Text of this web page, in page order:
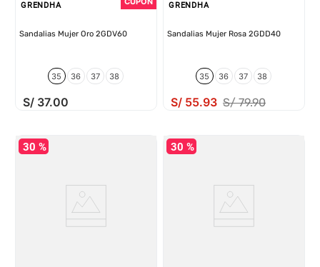
GRENDHA
Sandalias Mujer Oro 2GDV60
35 36 37 38
S/ 37.00
GRENDHA
Sandalias Mujer Rosa 2GDD40
35 36 37 38
S/ 55.93 S/ 79.90
30 % 30 %